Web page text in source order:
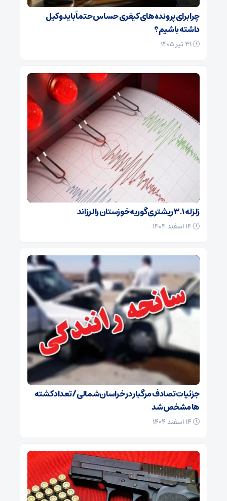
چرا برای پرونده‌های کیفری حساس حتماً باید وکیل
داشته باشیم؟
زلزله ۳.۱ ریشتری گوریه خوزستان را لرزاند
جزئیات تصادف مرگبار در خراسان‌شمالی/ تعداد کشته
ها مشخص شد